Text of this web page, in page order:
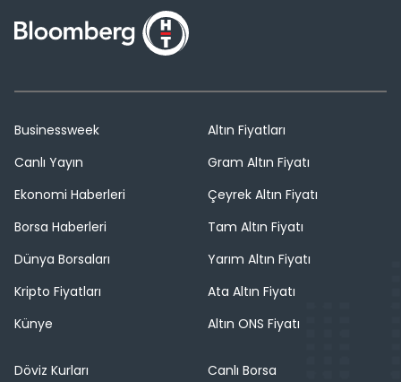
Businessweek
Canlı Yayın
Ekonomi Haberleri
Borsa Haberleri
Dünya Borsaları
Kripto Fiyatları
Künye
Altın Fiyatları
Gram Altın Fiyatı
Çeyrek Altın Fiyatı
Tam Altın Fiyatı
Yarım Altın Fiyatı
Ata Altın Fiyatı
Altın ONS Fiyatı
Döviz Kurları
Canlı Borsa